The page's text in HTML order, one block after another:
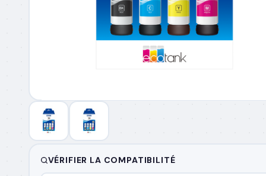
VÉRIFIER LA COMPATIBILITÉ
PRÉCISEZ VOS BESOINS (OPTIONNEL)
Envoyer ma demande de devis
Données sécurisées